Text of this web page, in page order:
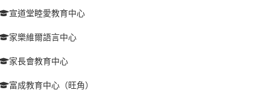
宣道堂睦愛教育中心
家樂維爾語言中心
家長會教育中心
富成教育中心（旺角）